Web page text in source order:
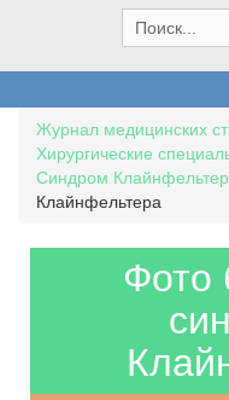
e
a
h
f
o
r
Журнал медицинских
Хирургические
Синдром
Клайнфельтера
Фото